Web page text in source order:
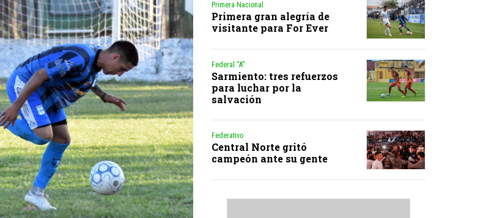
Primera Nacional
Primera gran alegría de
visitante para For Ever
Federal “A”
Sarmiento: tres refuerzos
para luchar por la
salvación
Federativo
Central Norte gritó
campeón ante su gente